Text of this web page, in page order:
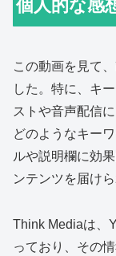
個人的な感
この動画を見て
した。特に、キ
ストや音声配信
どのようなキー
ルや説明欄に効
ンテンツを届け
Think Mediaは、
っており、その